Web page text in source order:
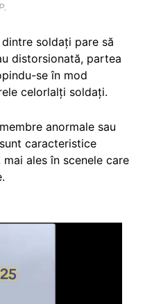
soldați pare să
distorsionată, partea
se în mod
celorlalți soldați.
anormale sau
caracteristice
ales în scenele care